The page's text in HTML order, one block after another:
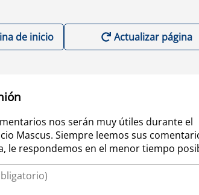
de inicio Actualizar página
nos serán muy útiles durante el
Mascus. Siempre leemos sus
le respondemos en el menor tiempo